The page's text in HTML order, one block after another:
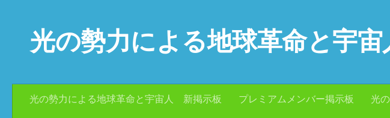
光の勢力による地球革命と宇宙
光の勢力による地球革命と宇宙人 新掲示板 プレミアムメンバー掲示板 光